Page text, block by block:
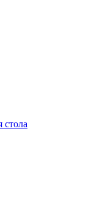
стола